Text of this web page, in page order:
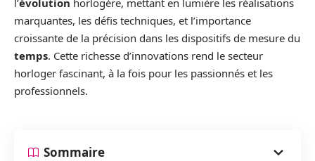
l’évolution horlogère, mettant en lumière les réalisations
marquantes, les défis techniques, et l’importance
croissante de la précision dans les dispositifs de mesure du
temps. Cette richesse d’innovations rend le secteur
horloger fascinant, à la fois pour les passionnés et les
professionnels.
Sommaire